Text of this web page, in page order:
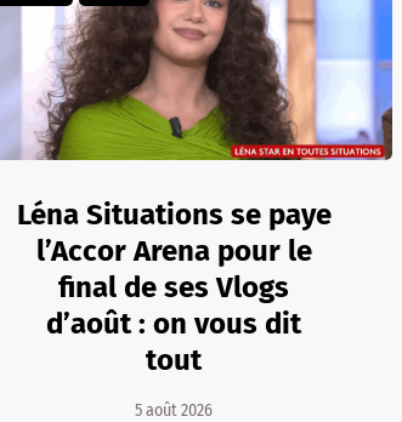
Léna Situations se paye
l’Accor Arena pour le
final de ses Vlogs
d’août : on vous dit
tout
5 août 2026